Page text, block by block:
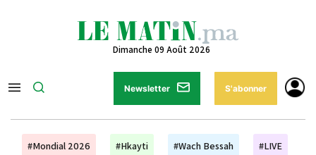
Dimanche 09 Août 2026
Newsletter S'abonner
#Mondial 2026 #Hkayti #Wach Bessah #LIVE